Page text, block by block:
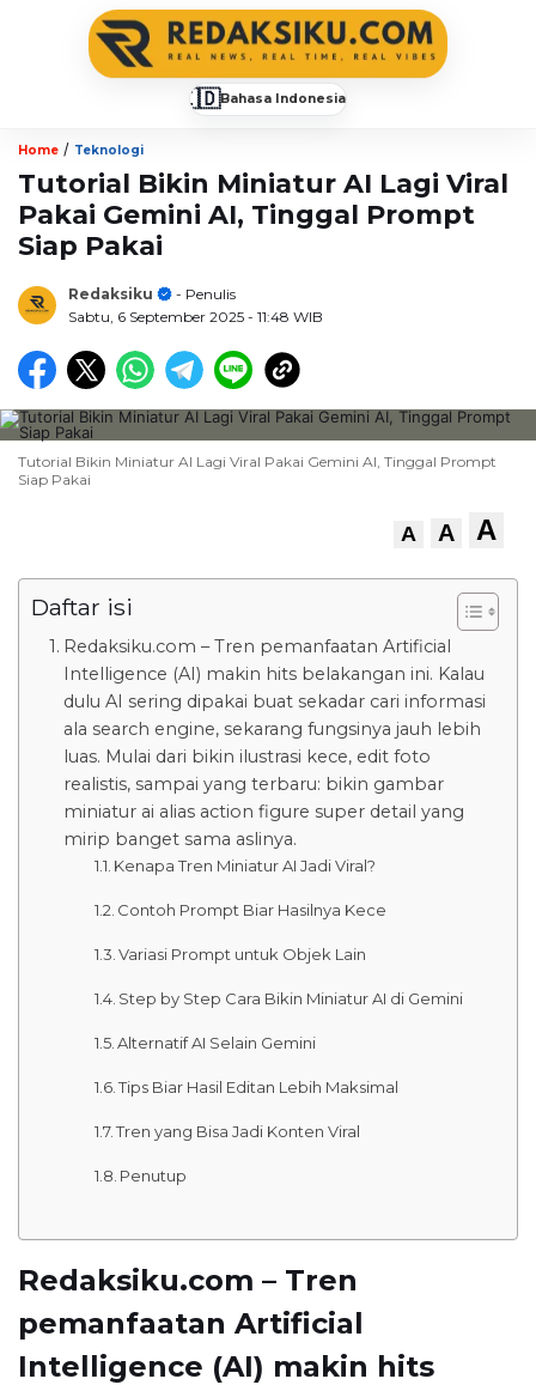
🇮🇩Bahasa Indonesia
Home / Teknologi
Tutorial Bikin Miniatur AI Lagi Viral
Pakai Gemini AI, Tinggal Prompt
Siap Pakai
Redaksiku
- Penulis
Sabtu, 6 September 2025 - 11:48 WIB
Tutorial Bikin Miniatur AI Lagi Viral Pakai Gemini AI, Tinggal Prompt
Siap Pakai
A A A
Daftar isi
Redaksiku.com – Tren pemanfaatan Artificial
Intelligence (AI) makin hits belakangan ini. Kalau
dulu AI sering dipakai buat sekadar cari informasi
ala search engine, sekarang fungsinya jauh lebih
luas. Mulai dari bikin ilustrasi kece, edit foto
realistis, sampai yang terbaru: bikin gambar
miniatur ai alias action figure super detail yang
mirip banget sama aslinya.
Kenapa Tren Miniatur AI Jadi Viral?
Contoh Prompt Biar Hasilnya Kece
Variasi Prompt untuk Objek Lain
Step by Step Cara Bikin Miniatur AI di Gemini
Alternatif AI Selain Gemini
Tips Biar Hasil Editan Lebih Maksimal
Tren yang Bisa Jadi Konten Viral
Penutup
Redaksiku.com – Tren
pemanfaatan Artificial
Intelligence (AI) makin hits